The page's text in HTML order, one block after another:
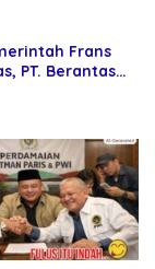
Frans
PT. Berantas